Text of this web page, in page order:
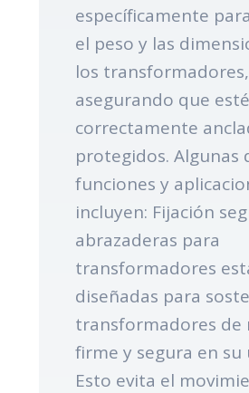
específicamente
el peso y las
los transformadores,
asegurando que
correctamente
protegidos. Algunas
funciones y
incluyen: Fijación
abrazaderas para
transformadores
diseñadas para
transformadores de
firme y segura en su
Esto evita el